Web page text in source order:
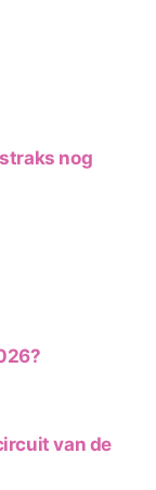
nog
van de